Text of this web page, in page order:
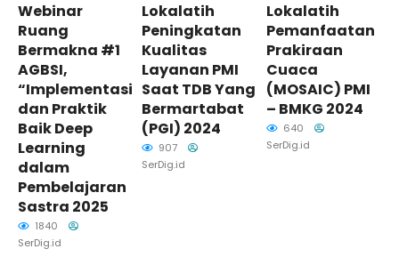
Webinar
Ruang
Bermakna #1
AGBSI,
“Implementasi
dan Praktik
Baik Deep
Learning
dalam
Pembelajaran
Sastra 2025
1840
SerDig.id
Lokalatih
Peningkatan
Kualitas
Layanan PMI
Saat TDB Yang
Bermartabat
(PGI) 2024
907
SerDig.id
Lokalatih
Pemanfaatan
Prakiraan
Cuaca
(MOSAIC) PMI
– BMKG 2024
640
SerDig.id